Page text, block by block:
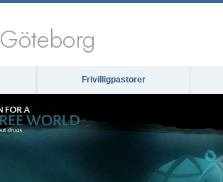
Göteborg
Frivilligpastorer